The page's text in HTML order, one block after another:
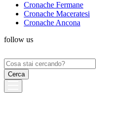
Cronache Fermane
Cronache Maceratesi
Cronache Ancona
follow us
Ricerca
per: